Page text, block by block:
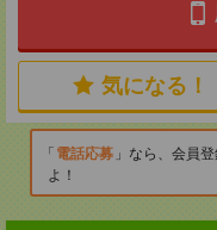
気になる！
電話応募
なら、会員
よ！